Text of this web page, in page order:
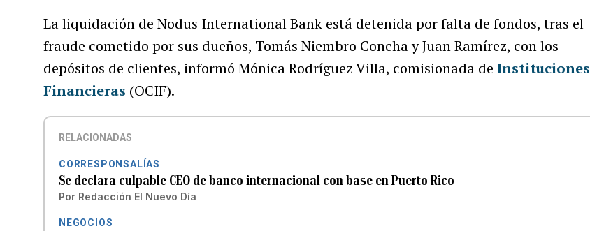
La liquidación de Nodus International Bank está detenida por falta de fondos, tras el
fraude cometido por sus dueños, Tomás Niembro Concha y Juan Ramírez, con los
depósitos de clientes, informó Mónica Rodríguez Villa, comisionada deInstituciones
Financieras (OCIF).
RELACIONADAS
CORRESPONSALÍAS
Se declara culpable CEO de banco internacional con base en Puerto Rico
Por Redacción El Nuevo Día
NEGOCIOS